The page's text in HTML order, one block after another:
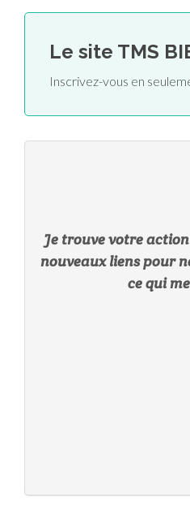
Le site TMS
Inscrivez-vous en
Je trouve votre
nouveaux liens pour
ce qui